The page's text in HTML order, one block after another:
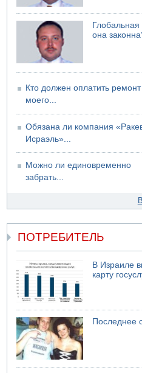
Поножовщина в Тайбе: 3
07.08.2026 20:41
Ynet: "Хизбалла" запустила
силам ЦАХАЛ
07.08.2026 19:16
ДТП в Ашдоде: тяжело ранены
07.08.2026 19:14
Скончался водитель,
Иерусалиме
Глобальная
она
Кто должен оплатить ремонт
моего...
Обязана ли компания
Исраэль»...
Можно ли единовременно
забрать...
ПОТРЕБИТЕЛЬ
В Израиле
карту
Последнее